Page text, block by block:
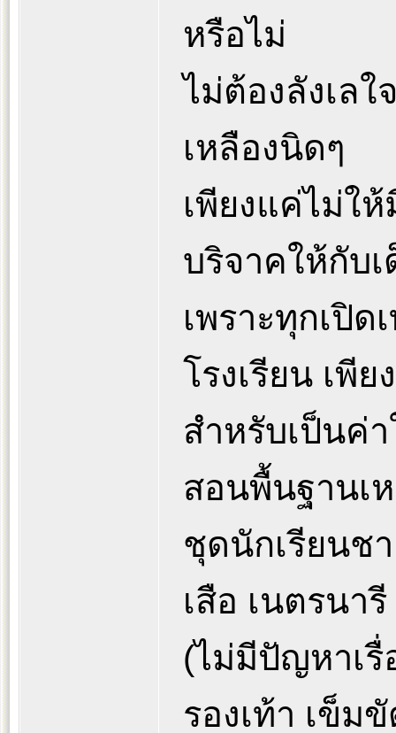
หรือไม่
ไม่ต้องลังเล
เหลืองนิดๆ
เพียงแค่ไม่ใ
บริจาคให้กับ
เพราะทุกเปิด
โรงเรียน เพี
สำหรับเป็นค่
สอนพื้นฐานเ
ชุดนักเรียนช
เสือ เนตรนารี
(ไม่มีปัญหาเรื่
รองเท้า เข็ม